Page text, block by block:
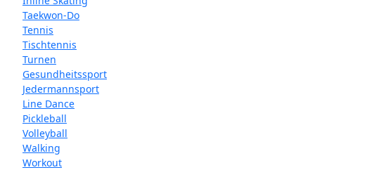
Taekwon-Do
Tennis
Tischtennis
Turnen
Gesundheitssport
Jedermannsport
Line Dance
Pickleball
Volleyball
Walking
Workout